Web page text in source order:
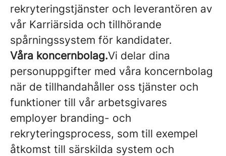
rekryteringstjänster och leverantören av
vår Karriärsida och tillhörande
spårningssystem för kandidater.
Våra koncernbolag.Vi delar dina
personuppgifter med våra koncernbolag
när de tillhandahåller oss tjänster och
funktioner till vår arbetsgivares
employer branding- och
rekryteringsprocess, som till exempel
åtkomst till särskilda system och